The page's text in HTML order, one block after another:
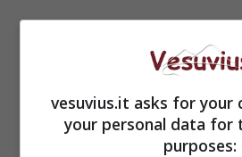
vesuvius.it asks for your
your personal data for
purposes: